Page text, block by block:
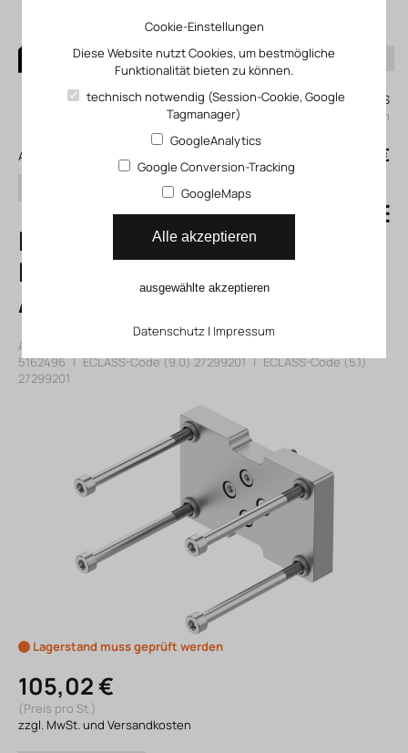
0
Mein KLEFINGHAUS
einloggen
Alle Produkte
Suchen
0,00 €
DHAA-G-E21-60-
B8G-40
Adapterbausatz
Artikelnummer: 115162496
5162496 | ECLASS-Code (9.0)27299201 | ECLASS-Code (5.1)
27299201
Lagerstand muss geprüft werden
105,02 €
(Preis pro St.)
zzgl. MwSt. und Versandkosten
Cookie-Einstellungen
Diese Website nutzt Cookies, um bestmögliche
Funktionalität bieten zu können.
technisch notwendig (Session-Cookie, Google
Tagmanager)
GoogleAnalytics
Google Conversion-Tracking
GoogleMaps
Alle akzeptieren
ausgewählte akzeptieren
Datenschutz | Impressum